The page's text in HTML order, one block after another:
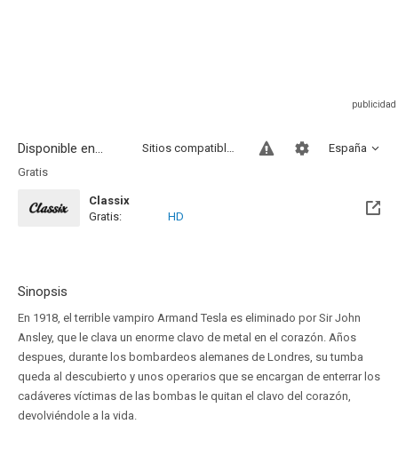
Disponible en... España
Sitios compatibles
Gratis
Classix
Gratis:
HD
Sinopsis
En 1918, el terrible vampiro Armand Tesla es eliminado por Sir John
Ansley, que le clava un enorme clavo de metal en el corazón. Años
despues, durante los bombardeos alemanes de Londres, su tumba
queda al descubierto y unos operarios que se encargan de enterrar los
cadáveres víctimas de las bombas le quitan el clavo del corazón,
devolviéndole a la vida.